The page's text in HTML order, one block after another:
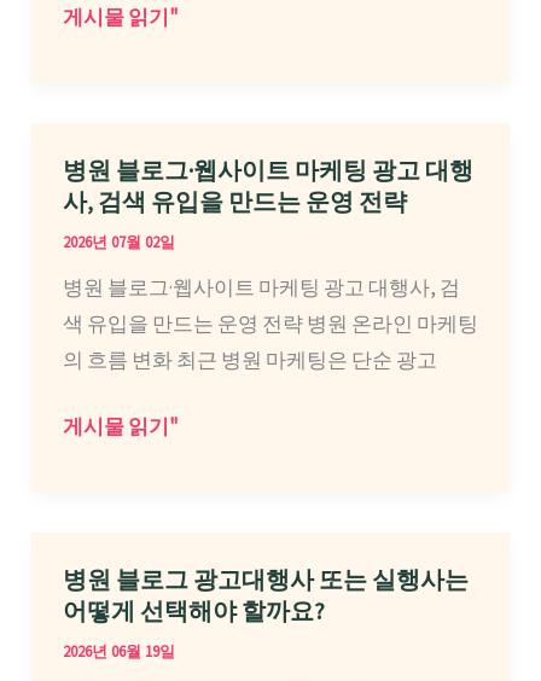
알
아
신
다
면
강
과
병
원
케
팅
대
행
찾
고
게시물 읽기"
병원 블로그·웹사이트 마케팅 광고 대행
사, 검색 유입을 만드는 운영 전략
2026년 07월 02일
병원 블로그·웹사이트 마케팅 광고 대행사, 검
색 유입을 만드는 운영 전략 병원 온라인 마케팅
의 흐름 변화 최근 병원 마케팅은 단순 광고
병
그
·
웹
게시물 읽기"
병원 블로그 광고대행사 또는 실행사는
어떻게 선택해야 할까요?
2026년 06월 19일